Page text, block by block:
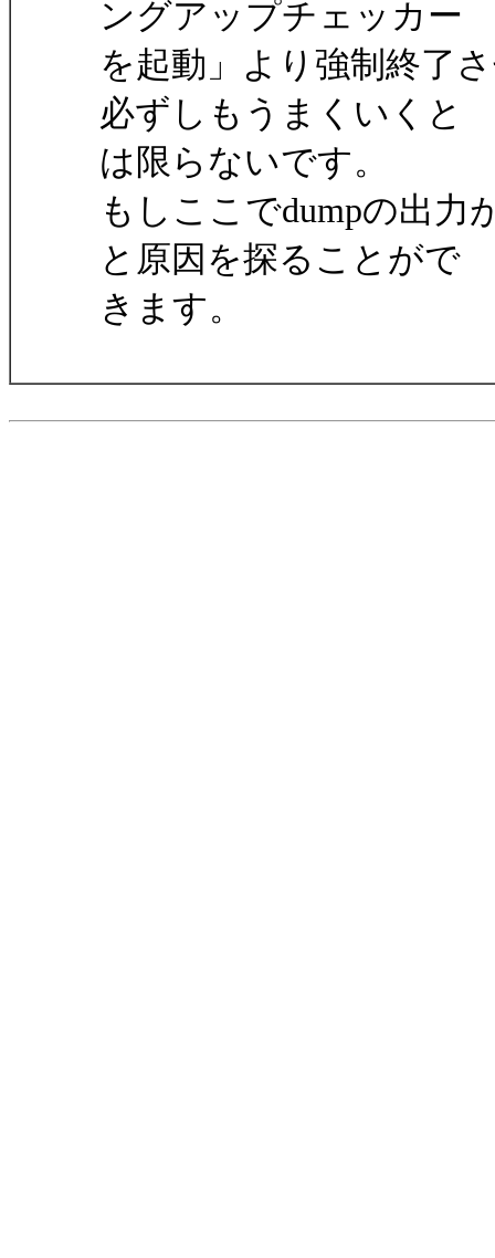
ングアップチェッカー
を起動」より強制終了
必ずしもうまくいくと
は限らないです。
もしここでdumpの出
と原因を探ることがで
きます。